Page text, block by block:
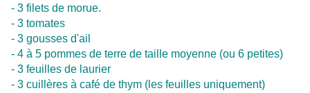
- 3 filets de morue.
- 3 tomates
- 3 gousses d'ail
- 4 à 5 pommes de terre de taille moyenne (ou 6 petites)
- 3 feuilles de laurier
- 3 cuillères à café de thym (les feuilles uniquement)